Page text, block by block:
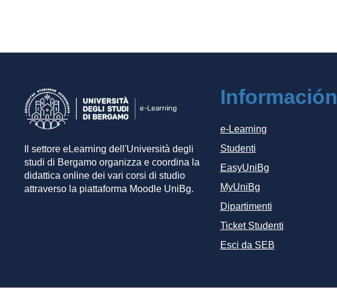
Il settore eLearning dell'Università degli
studi di Bergamo organizza e coordina la
didattica online dei vari corsi di studio
attraverso la piattaforma Moodle UniBg.
Información
e-Learning
Studenti
EasyUniBg
MyUniBg
Dipartimenti
Ticket Studenti
Esci da SEB